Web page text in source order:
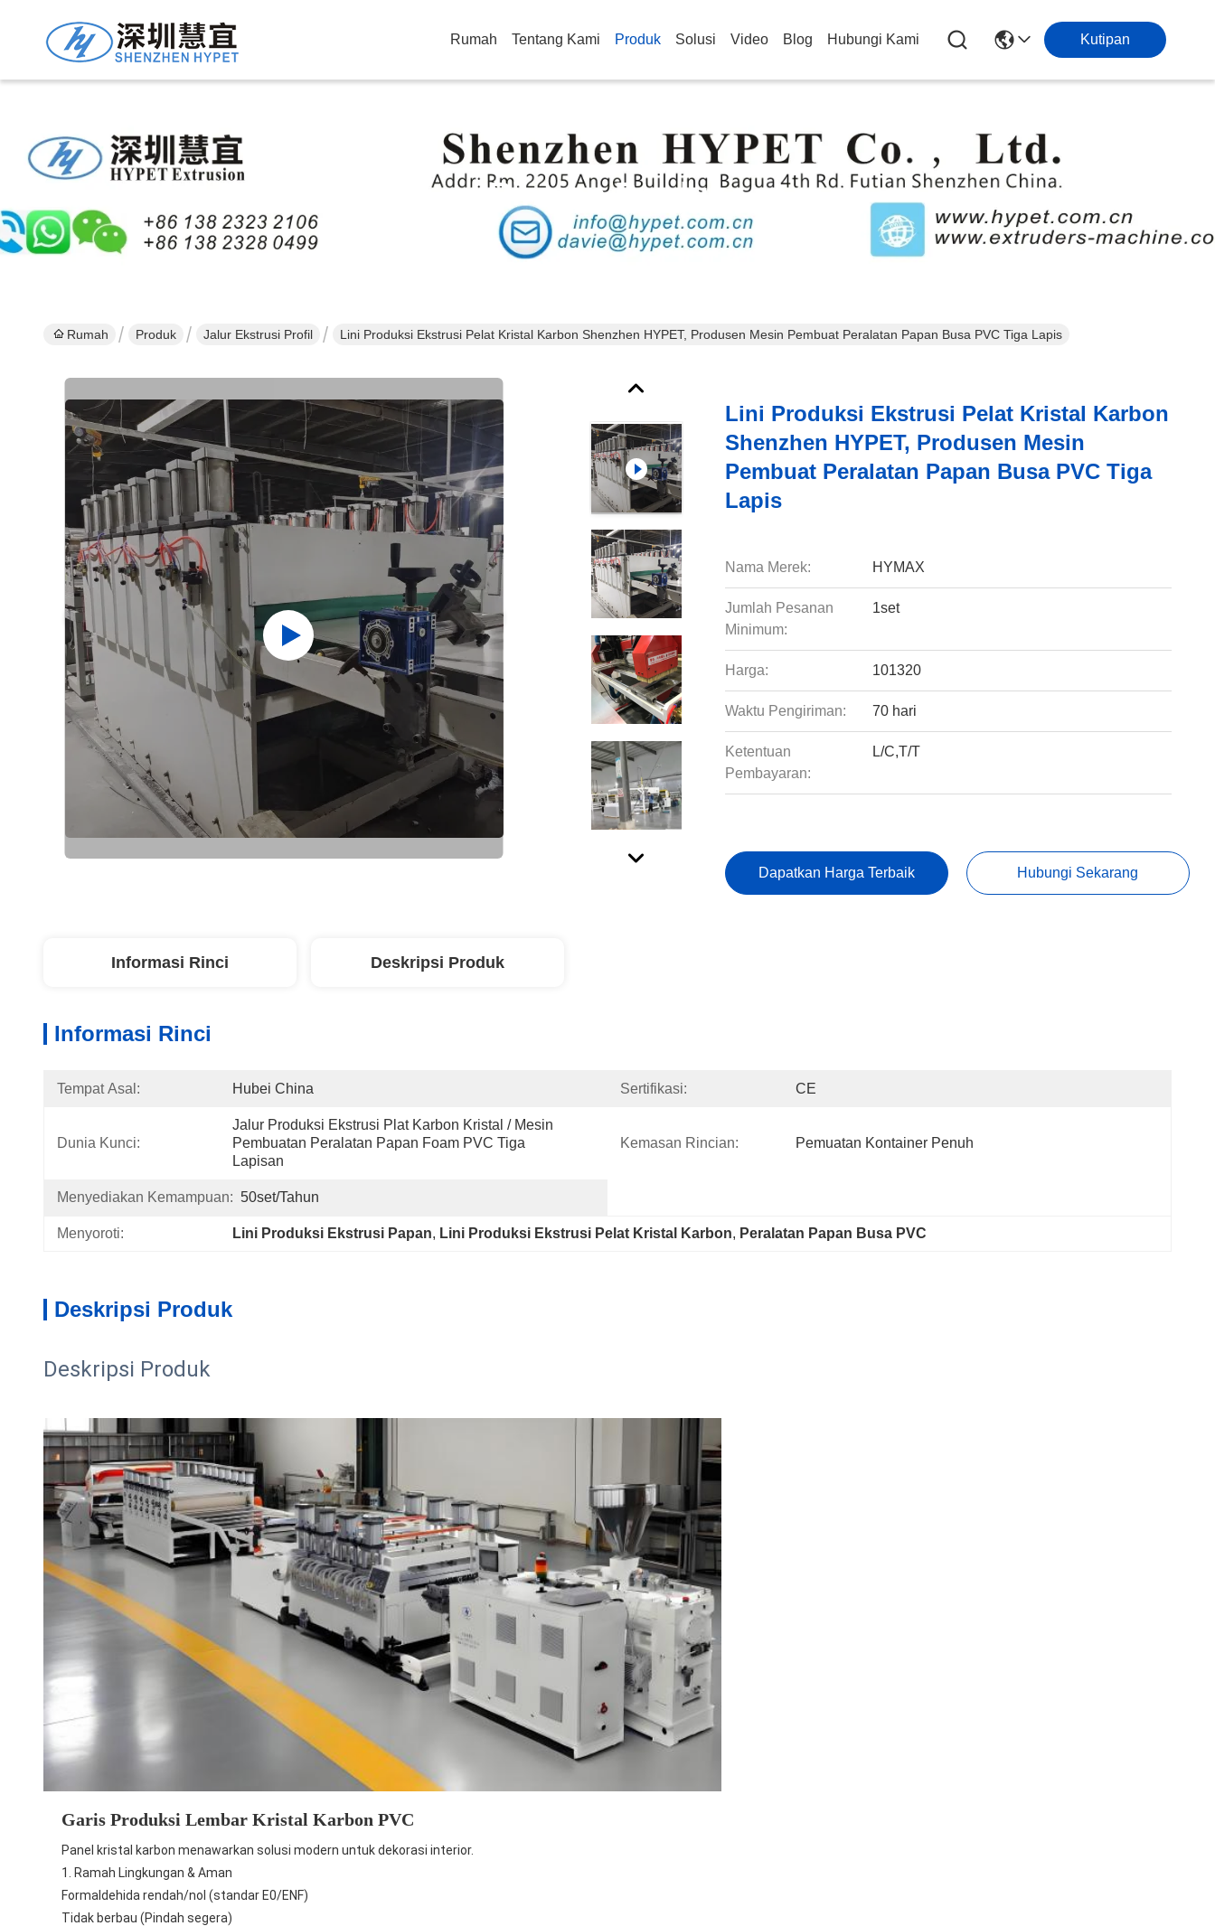
Rumah Tentang Kami Produk Solusi Video Blog Hubungi Kami Kutipan
Rincian Produk
Rumah Produk Jalur Ekstrusi Profil Lini Produksi Ekstrusi Pelat Kristal Karbon Shenzhen HYPET, Produsen Mesin Pembuat Peralatan Papan Busa PVC Tiga Lapis
Lini Produksi Ekstrusi Pelat Kristal Karbon
Shenzhen HYPET, Produsen Mesin
Pembuat Peralatan Papan Busa PVC Tiga
Lapis
Nama Merek: HYMAX
Jumlah Pesanan
Minimum:
1set
Harga: 101320
Waktu Pengiriman: 70 hari
Ketentuan
Pembayaran:
L/C,T/T
Dapatkan Harga Terbaik Hubungi Sekarang
Informasi Rinci Deskripsi Produk
Informasi Rinci
Tempat Asal: Hubei China Sertifikasi: CE
Dunia Kunci:
Jalur Produksi Ekstrusi Plat Karbon Kristal / Mesin
Pembuatan Peralatan Papan Foam PVC Tiga
Lapisan
Kemasan Rincian: Pemuatan Kontainer Penuh
Menyediakan Kemampuan: 50set/tahun
Menyoroti: Lini Produksi Ekstrusi Papan, Lini Produksi Ekstrusi Pelat Kristal Karbon, Peralatan Papan Busa PVC
Deskripsi Produk
Deskripsi Produk
Garis Produksi Lembar Kristal Karbon PVC
Panel kristal karbon menawarkan solusi modern untuk dekorasi interior.
1. Ramah Lingkungan & Aman
Formaldehida rendah/nol (standar E0/ENF)
Tidak berbau (Pindah segera)